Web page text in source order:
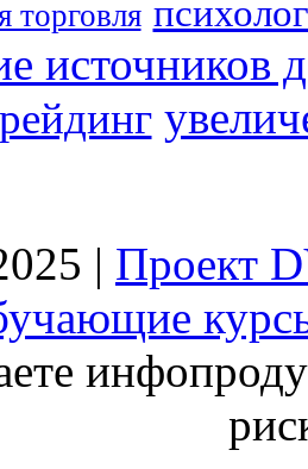
торговля
источников
| Проект